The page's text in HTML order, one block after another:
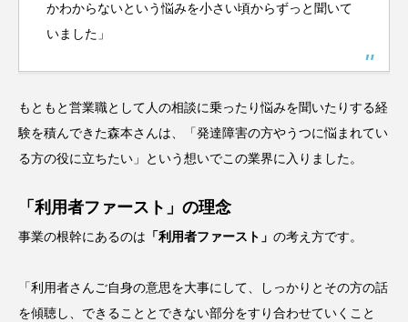
かわからないという悩みを小さい頃からずっと聞いて
いました」
もともと営業職として人の相談に乗ったり悩みを聞いたりする経
験を積んできた森本さんは、「発達障害の方やうつに悩まれてい
る方の役に立ちたい」という想いでこの業界に入りました。
「利用者ファースト」の理念
事業の根幹にあるのは 「利用者ファースト」 の考え方です。
「利用者さんご自身の意思を大事にして、しっかりとその方の話
を傾聴し、できることとできない部分をすり合わせていくこと